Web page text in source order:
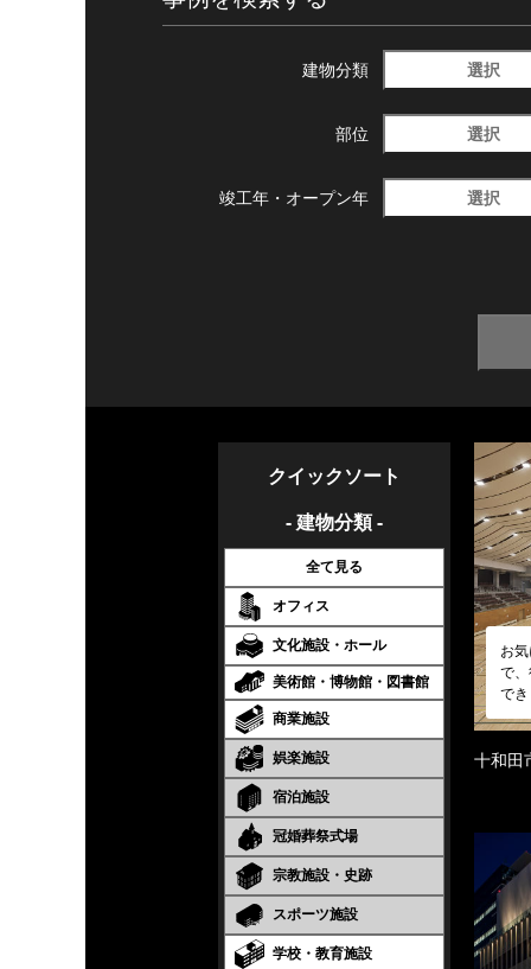
建物分類 選択
部位 選択
竣工年・ オープン年 選択
クイックソート
- 建物分類 -
全て見る
オフィス
文化施設・ホール
美術館・博物館・図書館
商業施設
娯楽施設
宿泊施設
冠婚葬祭式場
宗教施設・史跡
スポーツ施設
学校・教育施設
お
で
で
十和田